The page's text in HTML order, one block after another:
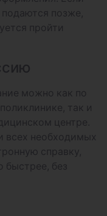
позже,
пройти
можно как по
так и
центре.
всех необходимых
справку,
быстрее, без